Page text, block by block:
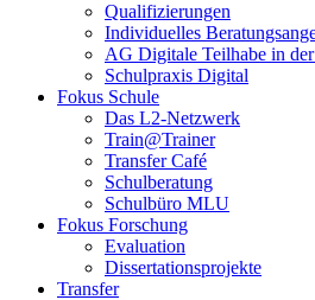
Qualifizierungen
Individuelles
AG Digitale Teilhabe in
Schulpraxis Digital
Fokus Schule
Das L2-Netzwerk
Train@Trainer
Transfer Café
Schulberatung
Schulbüro MLU
Fokus Forschung
Evaluation
Dissertationsprojekte
Transfer